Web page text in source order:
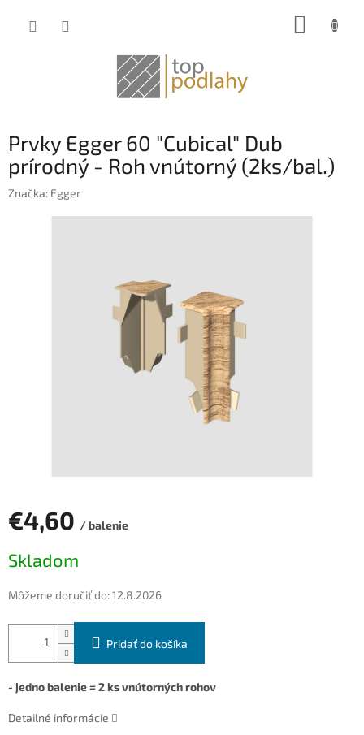
Prvky Egger 60 "Cubical" Dub
prírodný - Roh vnútorný (2ks/bal.)
Značka: Egger
€4,60 / balenie
cena:
Skladom
Môžeme doručiť do:12.8.2026
Pridať do košíka
- jedno balenie = 2 ks vnútorných rohov
Detailné informácie